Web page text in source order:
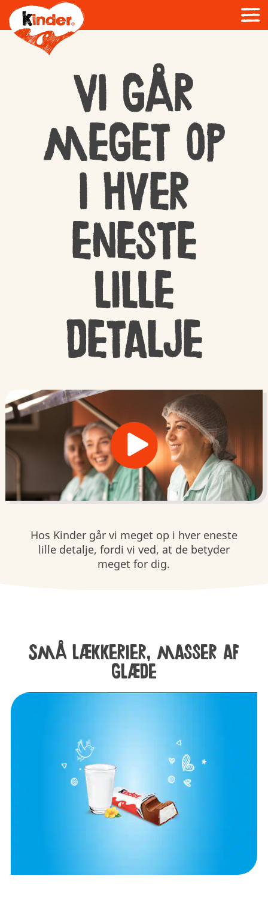
Vi går
meget op
i hver
eneste
lille
detalje
Hos Kinder går vi meget op i hver eneste
lille detalje, fordi vi ved, at de betyder
meget for dig.
Små lækkerier, masser af
glæde